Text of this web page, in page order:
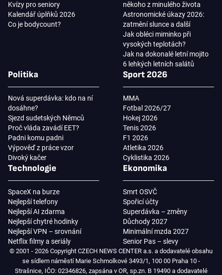
Kvízy pro seniory
Kalendář úplňků 2026
Co je bodycount?
někoho z minulého života
Astronomické úkazy 2026:
zatmění slunce a další
Jak obléci miminko při
vysokých teplotách?
Jak na dokonalé letní mojito
6 lehkých letních salátů
Politika
Nová superdávka: kdo na ní
dosáhne?
Sjezd sudetských Němců
Proč vláda zavádí EET?
Padni komu padni
Výpověď z práce vzor
Divoký kačer
Sport 2026
MMA
Fotbal 2026/27
Hokej 2026
Tenis 2026
F1 2026
Atletika 2026
Cyklistika 2026
Technologie
SpaceX na burze
Nejlepší telefony
Nejlepší AI zdarma
Nejlepší chytré hodinky
Nejlepší VPN – srovnání
Netflix filmy a seriály
Ekonomika
Smrt OSVČ
Spořicí účty
Superdávka – změny
Důchody 2027
Minimální mzda 2027
Senior Pas – slevy
© 2001 - 2026 Copyright CZECH NEWS CENTER a.s. a dodavatelé obsahu
se sídlem náměstí Marie Schmolkové 3493/1, 100 00 Praha 10 -
Strašnice, IČO: 02346826, zapsána v OR, sp.zn. B 19490 a dodavatelé